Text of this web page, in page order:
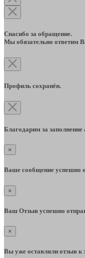
Спасибо за обращение.
Мы обязательно ответим
Профиль сохранён.
Благодарим за заполнение
×
Ваше сообщение успешно
×
Ваш Отзыв успешно
×
Вы уже оставляли отзыв к